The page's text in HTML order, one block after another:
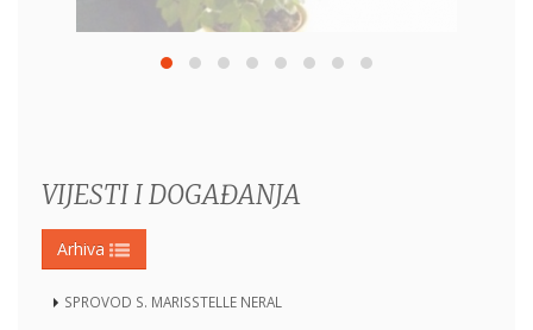
VIJESTI I DOGAĐANJA
Arhiva
SPROVOD S. MARISSTELLE NERAL